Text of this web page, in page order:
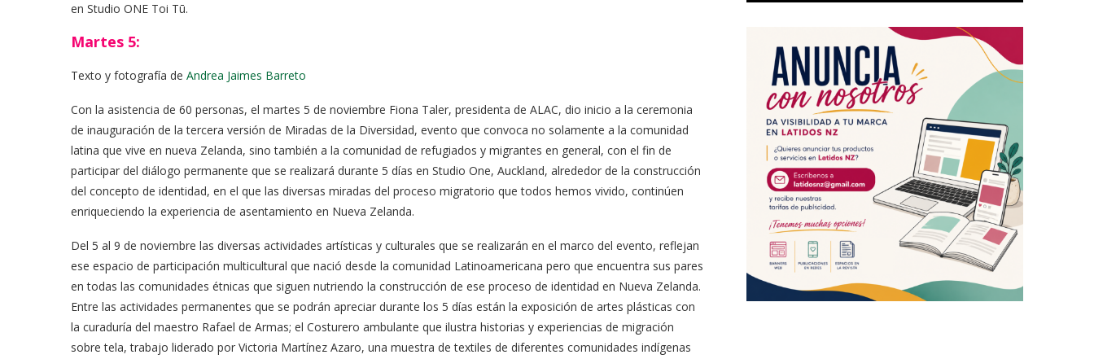
en Studio ONE Toi Tū.
Martes 5:
Texto y fotografía de Andrea Jaimes Barreto
Con la asistencia de 60 personas, el martes 5 de noviembre Fiona Taler, presidenta de ALAC, dio inicio a la ceremonia
de inauguración de la tercera versión de Miradas de la Diversidad, evento que convoca no solamente a la comunidad
latina que vive en nueva Zelanda, sino también a la comunidad de refugiados y migrantes en general, con el fin de
participar del diálogo permanente que se realizará durante 5 días en Studio One, Auckland, alrededor de la construcción
del concepto de identidad, en el que las diversas miradas del proceso migratorio que todos hemos vivido, continúen
enriqueciendo la experiencia de asentamiento en Nueva Zelanda.
Del 5 al 9 de noviembre las diversas actividades artísticas y culturales que se realizarán en el marco del evento, reflejan
ese espacio de participación multicultural que nació desde la comunidad Latinoamericana pero que encuentra sus pares
en todas las comunidades étnicas que siguen nutriendo la construcción de ese proceso de identidad en Nueva Zelanda.
Entre las actividades permanentes que se podrán apreciar durante los 5 días están la exposición de artes plásticas con
la curaduría del maestro Rafael de Armas; el Costurero ambulante que ilustra historias y experiencias de migración
sobre tela, trabajo liderado por Victoria Martínez Azaro, una muestra de textiles de diferentes comunidades indígenas